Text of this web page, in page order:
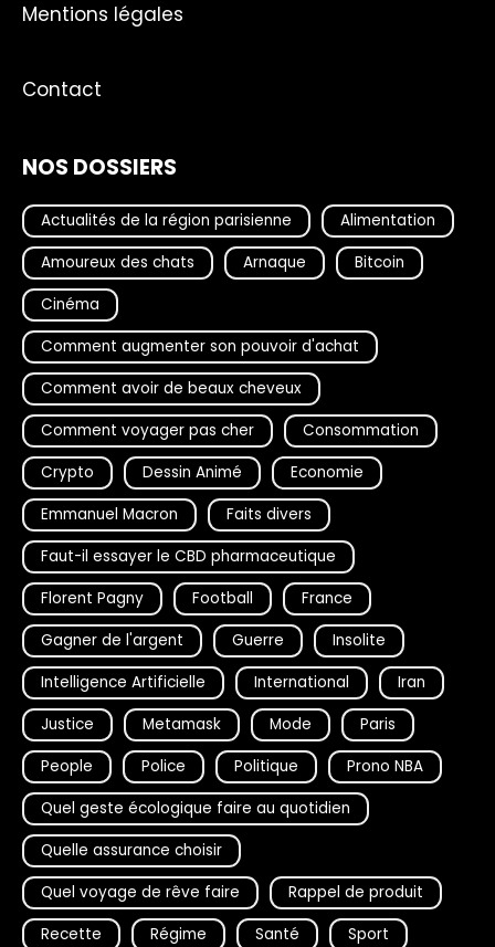
Mentions légales
Contact
NOS DOSSIERS
Actualités de la région parisienne
Alimentation
Amoureux des chats
Arnaque
Bitcoin
Cinéma
Comment augmenter son pouvoir d'achat
Comment avoir de beaux cheveux
Comment voyager pas cher
Consommation
Crypto
Dessin Animé
Economie
Emmanuel Macron
Faits divers
Faut-il essayer le CBD pharmaceutique
Florent Pagny
Football
France
Gagner de l'argent
Guerre
Insolite
Intelligence Artificielle
International
Iran
Justice
Metamask Mode
Paris
People
Police Politique
Prono NBA
Quel geste écologique faire au quotidien
Quelle assurance choisir
Quel voyage de rêve faire
Rappel de produit
Recette
Régime Santé Sport